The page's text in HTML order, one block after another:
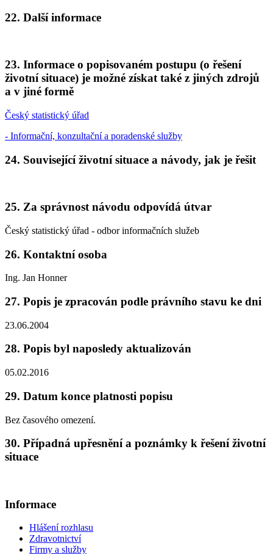
22. Další informace
23. Informace o popisovaném postupu (o řešení
životní situace) je možné získat také z jiných zdrojů
a v jiné formě
Český statistický úřad
- Informační, konzultační a poradenské služby
24. Související životní situace a návody, jak je řešit
25. Za správnost návodu odpovídá útvar
Český statistický úřad - odbor informačních služeb
26. Kontaktní osoba
Ing. Jan Honner
27. Popis je zpracován podle právního stavu ke dni
23.06.2004
28. Popis byl naposledy aktualizován
05.02.2016
29. Datum konce platnosti popisu
Bez časového omezení.
30. Případná upřesnění a poznámky k řešení životní
situace
Informace
Hlášení rozhlasu
Zdravotnictví
Firmy a služby